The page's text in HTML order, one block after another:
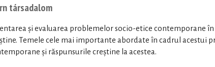
társadalom
și evaluarea problemelor socio-etice contemporane în
Temele cele mai importante abordate în cadrul acestui
și răspunsurile creștine la acestea.